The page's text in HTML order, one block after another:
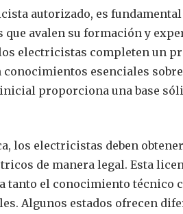
autorizado, es
avalen su formación y
electricistas completen un
esenciales
proporciona una base
los electricistas deben
de manera legal. Esta
tanto el conocimiento técnico
Algunos estados ofrecen